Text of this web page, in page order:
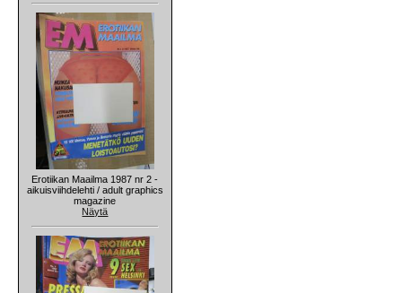
Erotiikan Maailma 1987 nr 2 -
aikuisviihdelehti / adult graphics
magazine
Näytä